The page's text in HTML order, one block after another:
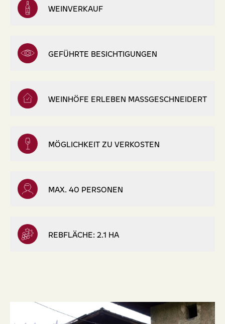
WEINVERKAUF
GEFÜHRTE BESICHTIGUNGEN
WEINHÖFE ERLEBEN MASSGESCHNEIDERT
MÖGLICHKEIT ZU VERKOSTEN
MAX. 40 PERSONEN
REBFLÄCHE: 2.1 HA